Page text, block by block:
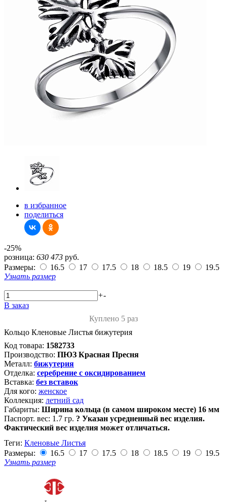
в избранное
поделиться
-25%
розница: 630 473 руб.
Размеры:
16.5 17 17.5 18 18.5 19
19.5
Узнать размер
+-
В заказ
Куплено 5 раз
Кольцо Кленовые Листья бижутерия
Код товара: 1582733
Производство: ПЮЗ Красная Пресня
Металл: бижутерия
Отделка: серебрение с оксидированием
Вставка: без вставок
Для кого: женское
Коллекция: летний сад
Габариты: Ширина кольца (в самом широком месте) 16 мм
Паспорт. вес: 1.7 гр. ? Указан усредненный вес изделия.
Фактический вес изделия может отличаться.
Теги: Кленовые Листья
Размеры:
16.5 17 17.5 18 18.5 19
19.5
Узнать размер